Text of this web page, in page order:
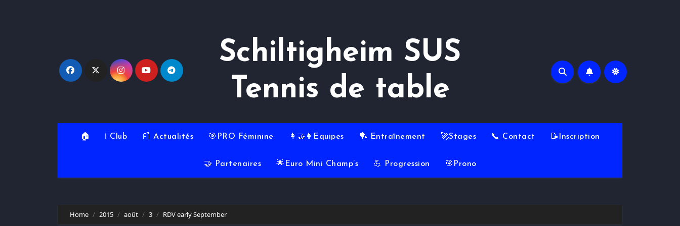
Schiltigheim SUS
Tennis de table
🏠 ℹ️ Club 📰 Actualités 🎯PRO Féminine 👩‍🤝‍👩Equipes 🏓 Entraînement 🚀Stages 📞 Contact 📝Inscription
🤝 Partenaires 🌟Euro Mini Champ’s 💪 Progression 🎯Prono
Home 2015 août 3 RDV early September